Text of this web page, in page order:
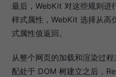
最后，WebKit 对这些规则进
样式属性，WebKit 选择从高
式属性值返回。
从整个网页的加载和渲染过
配处于 DOM 树建立之后，